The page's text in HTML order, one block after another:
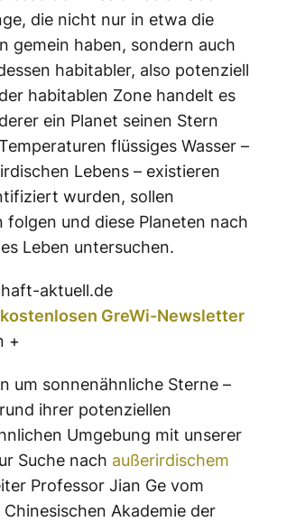
die nicht nur in etwa die
gemein haben, sondern auch
habitabler, also potenziell
habitablen Zone handelt es
ein Planet seinen Stern
flüssiges Wasser –
Lebens – existieren
wurden, sollen
und diese Planeten nach
Leben untersuchen.
aktuell.de
GreWi-Newsletter
+
um sonnenähnliche Sterne –
ihrer potenziellen
Umgebung mit unserer
Suche nach außerirdischem
Professor Jian Ge vom
Akademie der